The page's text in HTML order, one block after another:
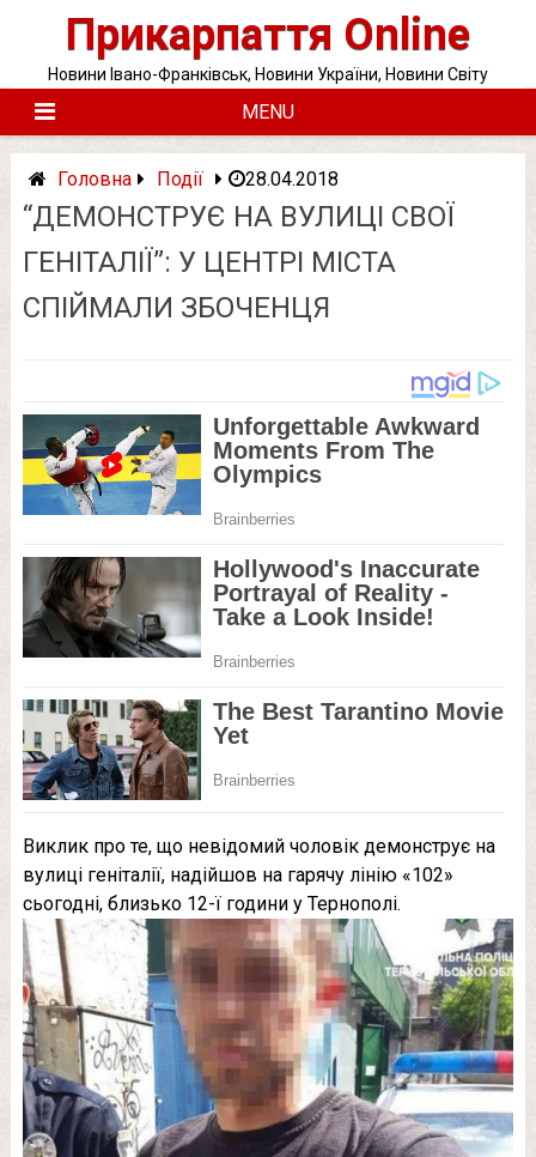
Прикарпаття Online
Новини Івано-Франківськ, Новини України, Новини Світу
MENU
Головна Події 28.04.2018
“ДЕМОНСТРУЄ НА ВУЛИЦІ СВОЇ
ГЕНІТАЛІЇ”: У ЦЕНТРІ МІСТА
СПІЙМАЛИ ЗБОЧЕНЦЯ
Виклик про те, що невідомий чоловік демонструє на
вулиці геніталії, надійшов на гарячу лінію «102»
сьогодні, близько 12-ї години у Тернополі.